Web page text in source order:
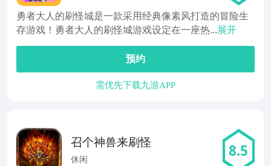
勇者大人的刷怪城是一款采用经典像素风打造的冒险生
存游戏！勇者大人的刷怪城游戏设定在一座热...展开
预约
需优先下载九游APP
召个神兽来刷怪
休闲 8.5